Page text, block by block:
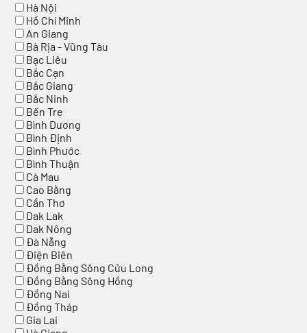
Hà Nội
Hồ Chí Minh
An Giang
Bà Rịa - Vũng Tàu
Bạc Liêu
Bắc Cạn
Bắc Giang
Bắc Ninh
Bến Tre
Bình Dương
Bình Định
Bình Phước
Bình Thuận
Cà Mau
Cao Bằng
Cần Thơ
Dak Lak
Dak Nông
Đà Nẵng
Điện Biên
Đồng Bằng Sông Cửu Long
Đồng Bằng Sông Hồng
Đồng Nai
Đồng Tháp
Gia Lai